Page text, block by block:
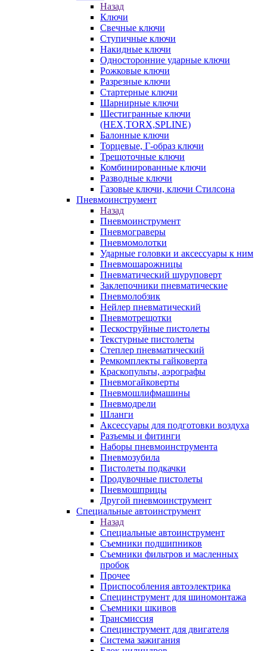
Назад
Ключи
Свечные ключи
Ступичные ключи
Накидные ключи
Односторонние ударные ключи
Рожковые ключи
Разрезные ключи
Стартерные ключи
Шарнирные ключи
Шестигранные ключи
(HEX,TORX,SPLINE)
Балонные ключи
Торцевые, Г-образ ключи
Трещоточные ключи
Комбинированные ключи
Разводные ключи
Газовые ключи, ключи Стилсона
Пневмоинструмент
Назад
Пневмоинструмент
Пневмограверы
Пневмомолотки
Ударные головки и аксессуары к ним
Пневмошарожницы
Пневматический шуруповерт
Заклепочники пневматические
Пневмолобзик
Нейлер пневматический
Пневмотрещотки
Пескоструйные пистолеты
Текстурные пистолеты
Степлер пневматический
Ремкомплекты гайковерта
Краскопульты, аэрографы
Пневмогайковерты
Пневмошлифмашины
Пневмодрели
Шланги
Аксессуары для подготовки воздуха
Разъемы и фитинги
Наборы пневмоинструмента
Пневмозубила
Пистолеты подкачки
Продувочные пистолеты
Пневмошприцы
Другой пневмоинструмент
Специальные автоинструмент
Назад
Специальные автоинструмент
Съемники подшипников
Съемники фильтров и масленных
пробок
Прочее
Приспособления автоэлектрика
Специнструмент для шиномонтажа
Съемники шкивов
Трансмиссия
Специнструмент для двигателя
Система зажигания